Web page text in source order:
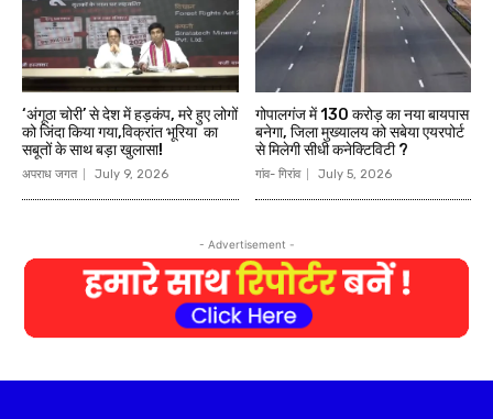
‘अंगूठा चोरी’ से देश में हड़कंप, मरे हुए लोगों
को जिंदा किया गया,विक्रांत भूरिया का
सबूतों के साथ बड़ा खुलासा!
अपराध जगत July 9, 2026
गोपालगंज में ₹130 करोड़ का नया बायपास
बनेगा, जिला मुख्यालय को सबेया एयरपोर्ट
से मिलेगी सीधी कनेक्टिविटी ?
गांव- गिरांव July 5, 2026
- Advertisement -